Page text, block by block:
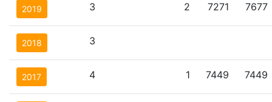
2019 3 2 7271 7677
2018 3
2017 4 1 7449 7449